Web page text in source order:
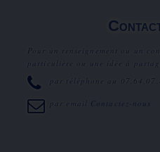
Pour un renseignement ou un
particulière ou une idée à
par téléphone au
par email Contactez-nous